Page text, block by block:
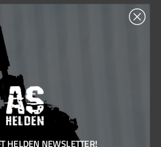
Combat Pantwurde
Benutzer ein Höchstmaß
und Atmungsaktivität
das hinaus, was klassische
leisten können.
bekannt für
Leistungsverhältnis im
kombiniert hier modernes
Funktionalität und
HELDEN NEWSLETTER!